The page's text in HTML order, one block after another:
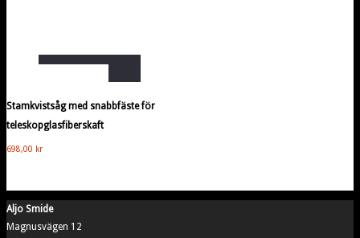
Stamkvistsåg med snabbfäste för
teleskopglasfiberskaft
698,00 kr
Aljo Smide
Magnusvägen 12